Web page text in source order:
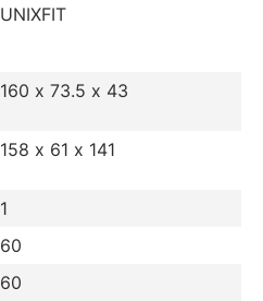
UNIXFIT
160 х 73.5 х 43
158 х 61 х 141
1
60
60